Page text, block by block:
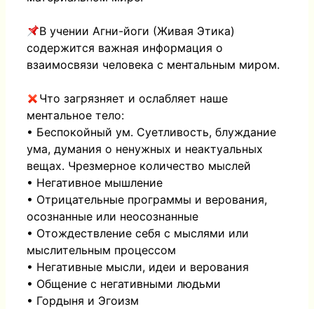
В учении Агни-йоги (Живая Этика)
содержится важная информация о
взаимосвязи человека с ментальным миром.
Что загрязняет и ослабляет наше
ментальное тело:
• Беспокойный ум. Суетливость, блуждание
ума, думания о ненужных и неактуальных
вещах. Чрезмерное количество мыслей
• Негативное мышление
• Отрицательные программы и верования,
осознанные или неосознанные
• Отождествление себя с мыслями или
мыслительным процессом
• Негативные мысли, идеи и верования
• Общение с негативными людьми
• Гордыня и Эгоизм